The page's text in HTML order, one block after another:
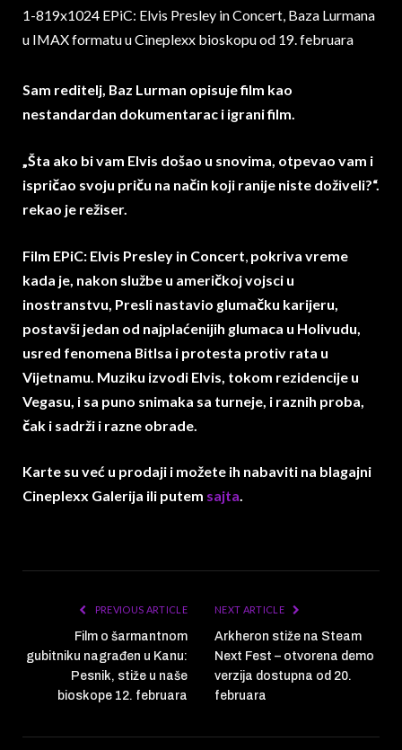
Sam reditelj, Baz Lurman opisuje film kao
nestandardan dokumentarac i igrani film.
„Šta ako bi vam Elvis došao u snovima, otpevao vam i
ispričao svoju priču na način koji ranije niste doživeli?“.
rekao je režiser.
Film EPiC: Elvis Presley in Concert pokriva vreme
kada je, nakon službe u američkoj vojsci u
inostranstvu, Presli nastavio glumačku karijeru,
postavši jedan od najplaćenijih glumaca u Holivudu,
usred fenomena Bitlsa i protesta protiv rata u
Vijetnamu. Muziku izvodi Elvis, tokom rezidencije u
Vegasu, i sa puno snimaka sa turneje, i raznih proba,
čak i sadrži i razne obrade.
Karte su već u prodaji i možete ih nabaviti na blagajni
Cineplexx Galerija ili putem sajta.
PREVIOUS ARTICLE
Film o šarmantnom
gubitniku nagrađen u Kanu:
Pesnik, stiže u naše
bioskope 12. februara
NEXT ARTICLE
Arkheron stiže na Steam
Next Fest – otvorena demo
verzija dostupna od 20.
februara